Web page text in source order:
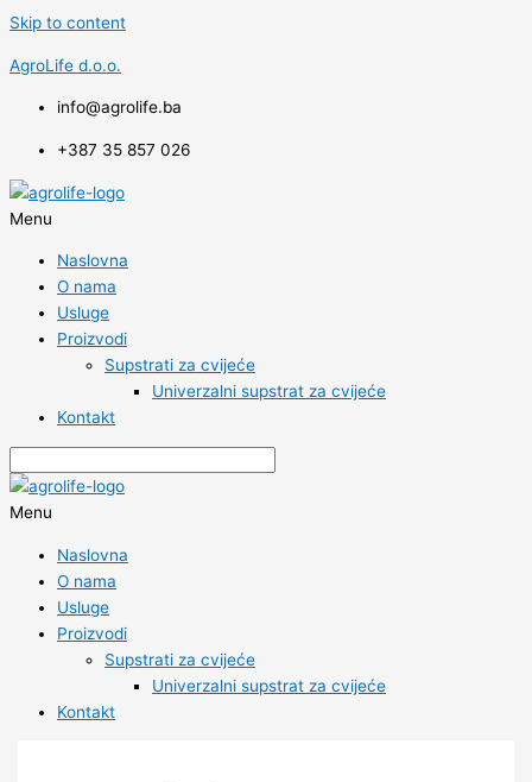
Skip to content
AgroLife d.o.o.
info@agrolife.ba
+387 35 857 026
Menu
Naslovna
O nama
Usluge
Proizvodi
Supstrati za cvijeće
Univerzalni supstrat za cvijeće
Kontakt
Menu
Naslovna
O nama
Usluge
Proizvodi
Supstrati za cvijeće
Univerzalni supstrat za cvijeće
Kontakt